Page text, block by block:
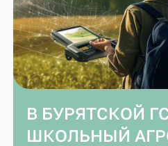
В БУРЯТСКОЙ
ШКОЛЬНЫЙ